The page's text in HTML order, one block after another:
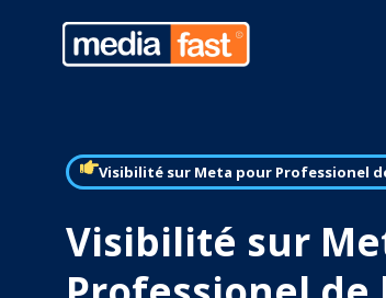
Visibilité sur Meta pour Professionel
Visibilité sur